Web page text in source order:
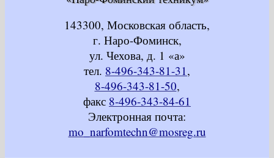
143300, Московская область,
г. Наро-Фоминск,
ул. Чехова, д. 1 «а»
тел. 8-496-343-81-31,
8-496-343-81-50,
факс 8-496-343-84-61
Электронная почта:
mo_narfomtechn@mosreg.ru